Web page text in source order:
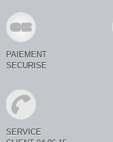
PAIEMENT
SECURISE
SERVICE